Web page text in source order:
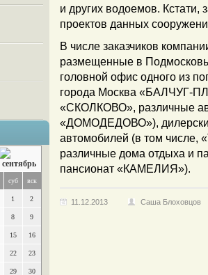
суб вск
1 2
8 9
15 16
22 23
29 30
и других водоемов. Кстати,
проектов данных
В числе заказчиков
размещенные в
головной офис одного из
города Москва «БАЛЧУГ-
«СКОЛКОВО», различные
«ДОМОДЕДОВО»),
автомобилей (в том
различные дома отдыха и
пансионат «КАМЕЛИЯ»).
11.12.2013 Саша Блоховцов